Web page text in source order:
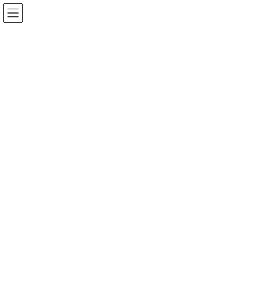
コ
ン
ナ
ビ